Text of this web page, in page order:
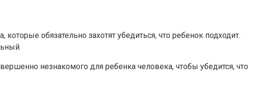
обязательно захотят убедиться, что ребенок подходит.
незнакомого для ребенка человека, чтобы убедится, что